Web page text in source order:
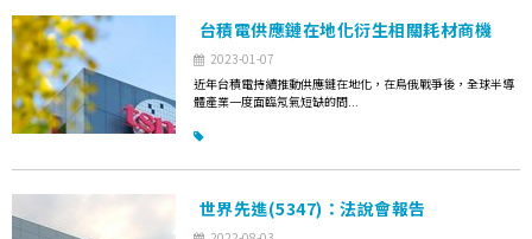
台積電供應鏈在地化衍生相關耗材商機
2023-01-07
近年台積電持續推動供應鏈在地化，在烏俄戰爭後，全球半導
體產業一度面臨氖氣短缺的問...
世界先進(5347)：法說會報告